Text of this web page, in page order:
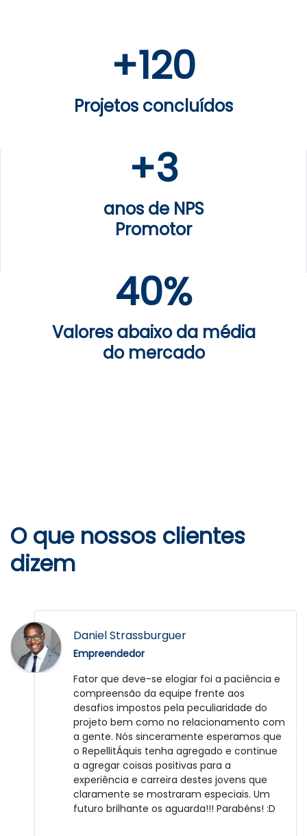
+120
Projetos concluídos
+3
anos de NPS
Promotor
40%
Valores abaixo da média
do mercado
O que nossos clientes
dizem
José Duarte
Empreendedor
Fui muito bem atendido. A Catalisa é uma
grande empresa e bem administrada.
Agora depende de mim, para colocar em
prática o projeto. Obrigado.
Daniel Strassburguer
Empreendedor
Fator que deve-se elogiar foi a paciência e
compreensão da equipe frente aos
desafios impostos pela peculiaridade do
projeto bem como no relacionamento com
a gente. Nós sinceramente esperamos que
o RepellitÁquis tenha agregado e continue
a agregar coisas positivas para a
experiência e carreira destes jovens que
claramente se mostraram especiais. Um
futuro brilhante os aguarda!!! Parabéns! :D